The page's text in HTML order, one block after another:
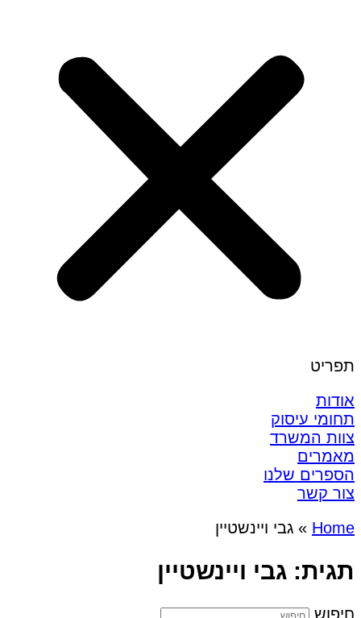
תפריט
אודות
תחומי עיסוק
צוות המשרד
מאמרים
הספרים שלנו
צור קשר
Home
» גבי ויינשטיין
תגית: גבי ויינשטיין
חיפוש